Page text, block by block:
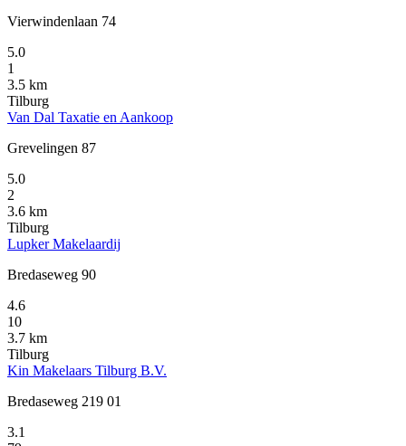
Vierwindenlaan 74
5.0
1
3.5 km
Tilburg
Van Dal Taxatie en Aankoop
Grevelingen 87
5.0
2
3.6 km
Tilburg
Lupker Makelaardij
Bredaseweg 90
4.6
10
3.7 km
Tilburg
Kin Makelaars Tilburg B.V.
Bredaseweg 219 01
3.1